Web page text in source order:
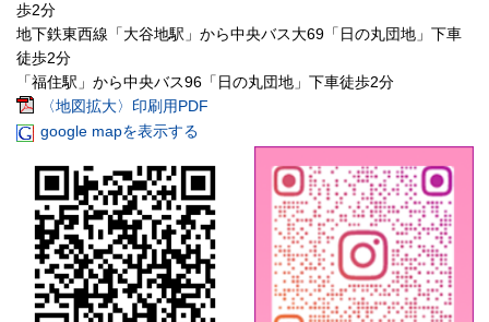
歩2分
地下鉄東西線「大谷地駅」から中央バス大69「日の丸団地」下車
徒歩2分
「福住駅」から中央バス96「日の丸団地」下車徒歩2分
〈地図拡大〉印刷用PDF
google mapを表示する